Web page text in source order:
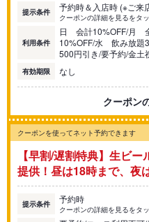
提示条件 予約時＆入店時 (※ご来
クーポンの詳細を見るをタ
利用条件
日 会計10%OFF/月
10%OFF/水 飲み放
500円引き/要予約/金土
有効期限 なし
クーポン
クーポンを使ってネット予約できます
【早割/遅割特典】生ビ
提供！昼は18時まで、夜
提示条件 予約時
クーポンの詳細を見るをタ